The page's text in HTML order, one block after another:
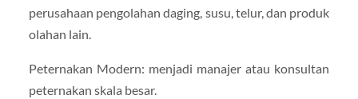
perusahaan pengolahan daging, susu, telur, dan produk
olahan lain.
Peternakan Modern: menjadi manajer atau konsultan
peternakan skala besar.